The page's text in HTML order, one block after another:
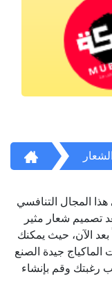
المجال التنافسي
تصميم شعار مثير
الآن، حيث يمكنك
جيدة الصنع
رغبتك وقم بإنشاء